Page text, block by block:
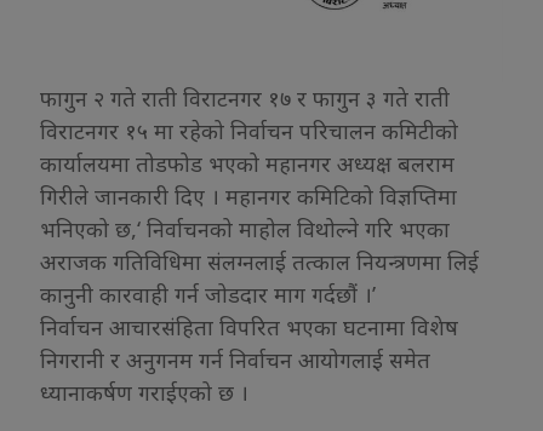
फागुन २ गते राती विराटनगर १७ र फागुन ३ गते राती
विराटनगर १५ मा रहेको निर्वाचन परिचालन कमिटीको
कार्यालयमा तोडफोड भएको महानगर अध्यक्ष बलराम
गिरीले जानकारी दिए । महानगर कमिटिको विज्ञप्तिमा
भनिएको छ,‘ निर्वाचनको माहोल विथोल्ने गरि भएका
अराजक गतिविधिमा संलग्नलाई तत्काल नियन्त्रणमा लिई
कानुनी कारवाही गर्न जोडदार माग गर्दछौं ।’
निर्वाचन आचारसंहिता विपरित भएका घटनामा विशेष
निगरानी र अनुगनम गर्न निर्वाचन आयोगलाई समेत
ध्यानाकर्षण गराईएको छ ।